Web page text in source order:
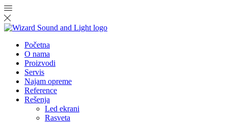
Početna
O nama
Proizvodi
Servis
Najam opreme
Reference
Rešenja
Led ekrani
Rasveta